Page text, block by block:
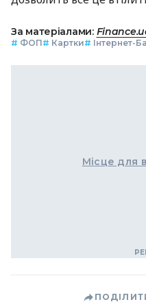
За матеріалами:
# ФОП# Картки# Інтернет-
Місце для